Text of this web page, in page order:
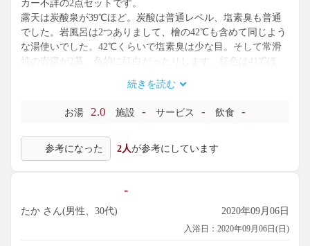
カー不詳の2点セットです。
露天は炭酸泉が39℃ほど。炭酸は普通レベル、塩素臭も普通
でした。岩風呂は2つありまして、檜の42℃も含めて同じよう
な湯使いでした。42℃くらいで塩素臭は少な目。そして常滑
焼の壺湯が2基、色的に紅白だったりします。紅色は41℃ほ
図的か設定ミスかは分からないのですが、これはこれで楽し
続きを読む
お湯 2.0 施設 - サービス - 飲食 -
参考になった 2人が参考にしています
-
たか さん(男性、30代) 2020年09月06日
入浴日：2020年09月06日(日)